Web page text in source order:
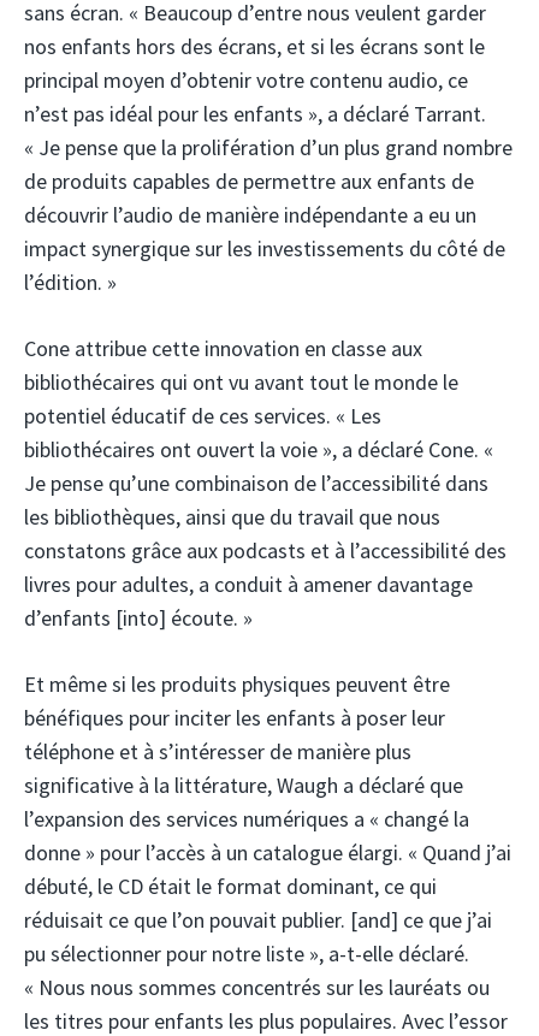
sans écran. « Beaucoup d’entre nous veulent garder
nos enfants hors des écrans, et si les écrans sont le
principal moyen d’obtenir votre contenu audio, ce
n’est pas idéal pour les enfants », a déclaré Tarrant.
« Je pense que la prolifération d’un plus grand nombre
de produits capables de permettre aux enfants de
découvrir l’audio de manière indépendante a eu un
impact synergique sur les investissements du côté de
l’édition. »
Cone attribue cette innovation en classe aux
bibliothécaires qui ont vu avant tout le monde le
potentiel éducatif de ces services. « Les
bibliothécaires ont ouvert la voie », a déclaré Cone. «
Je pense qu’une combinaison de l’accessibilité dans
les bibliothèques, ainsi que du travail que nous
constatons grâce aux podcasts et à l’accessibilité des
livres pour adultes, a conduit à amener davantage
d’enfants [into] écoute. »
Et même si les produits physiques peuvent être
bénéfiques pour inciter les enfants à poser leur
téléphone et à s’intéresser de manière plus
significative à la littérature, Waugh a déclaré que
l’expansion des services numériques a « changé la
donne » pour l’accès à un catalogue élargi. « Quand j’ai
débuté, le CD était le format dominant, ce qui
réduisait ce que l’on pouvait publier. [and] ce que j’ai
pu sélectionner pour notre liste », a-t-elle déclaré.
« Nous nous sommes concentrés sur les lauréats ou
les titres pour enfants les plus populaires. Avec l’essor